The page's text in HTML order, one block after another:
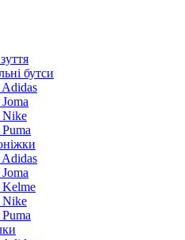
бутси
Adidas
Nike
Adidas
Kelme
Nike